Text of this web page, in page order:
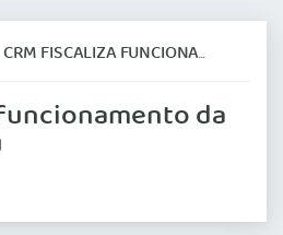
CRM FISCALIZA FUNCIONAMENTO DA SAÚDE EM JARU
da